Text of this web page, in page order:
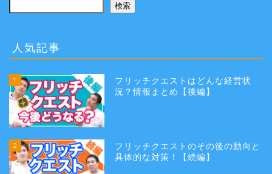
検索
人気記事
1
フリッチクエストはどんな経営状
況？情報まとめ【後編】
2
フリッチクエストのその後の動向と
具体的な対策！【続編】